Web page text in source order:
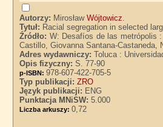
Autorzy: MirosławWójtowicz.
Tytuł: Racial segregation in selected
Źródło: W: Desafíos de las metrópolis
Castillo, Giovanna Santana-
Adres wydawniczy:Toluca :
Opis fizyczny:S. 77-90
p-ISBN:978-607-422-705-5
Typ publikacji:ZRO
Język publikacji: ENG
Punktacja MNiSW:5.000
Liczba arkuszy:0,72